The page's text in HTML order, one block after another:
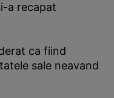
a recapat
ca fiind
sale neavand